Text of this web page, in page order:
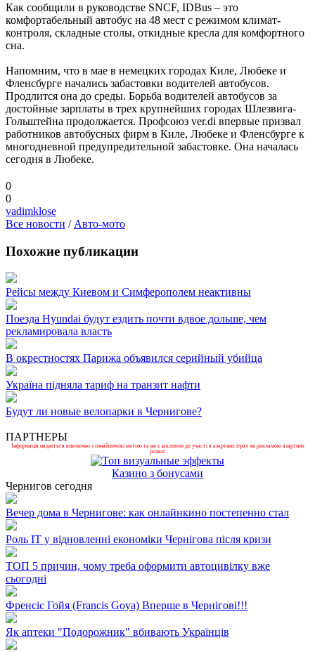
Как сообщили в руководстве SNCF, IDBus – это
комфортабельный автобус на 48 мест с режимом климат-
контроля, складные столы, откидные кресла для комфортного
сна.
Напомним, что в мае в немецких городах Киле, Любеке и
Фленсбурге начались забастовки водителей автобусов.
Продлится она до среды. Борьба водителей автобусов за
достойные зарплаты в трех крупнейших городах Шлезвига-
Гольштейна продолжается. Профсоюз ver.di впервые призвал
работников автобусных фирм в Киле, Любеке и Фленсбурге к
многодневной предупредительной забастовке. Она началась
сегодня в Любеке.
0
0
vadimklose
Все новости / Авто-мото
Похожие публикации
Рейсы между Киевом и Симферополем неактивны
Поезда Hyundai будут ездить почти вдвое дольше, чем
рекламировала власть
В окрестностях Парижа объявился серийный убийца
Україна підняла тариф на транзит нафти
Будут ли новые велопарки в Чернигове?
ПАРТНЕРЫ
Інформація надається виключно з ознайомчою метою та не є закликом до участі в азартних іграх чи рекламою азартних
розваг.
Казино з бонусами
Чернигов сегодня
Вечер дома в Чернигове: как онлайнкино постепенно стал
Роль ІТ у відновленні економіки Чернігова після кризи
ТОП 5 причин, чому треба оформити автоцивілку вже
сьогодні
Френсіс Гойя (Francis Goya) Вперше в Чернігові!!!
Як аптеки "Подорожник" вбивають Українців